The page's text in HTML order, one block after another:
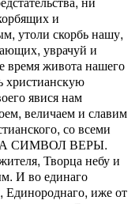
и
утоли скорбь нашу,
уврачуй и
время живота нашего
христианскую
явися нам
величаем и славим
со всеми
СИМВОЛ ВЕРЫ.
Творца небу и
И во единаго
иже от